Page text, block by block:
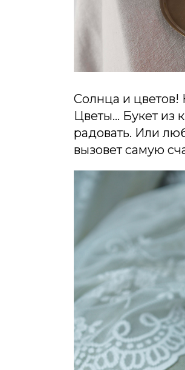
Солнца и цветов!
Цветы... Букет из
радовать. Или
вызовет самую